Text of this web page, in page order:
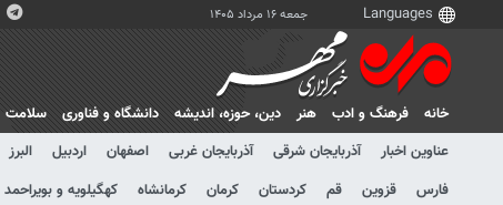
جمعه ۱۶ مرداد ۱۴۰۵
خانه فرهنگ و ادب هنر دين، حوزه، انديشه دانشگاه و فناوری سلامت
عناوین اخبار
آذربایجان شرقی آذربایجان غربی اصفهان اردبیل البرز
فارس
قزوین قم کردستان کرمان کرمانشاه کهگیلویه و بویراحمد